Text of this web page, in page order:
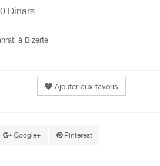
Dinars
à Bizerte
Ajouter aux favoris
Google+ Pinterest